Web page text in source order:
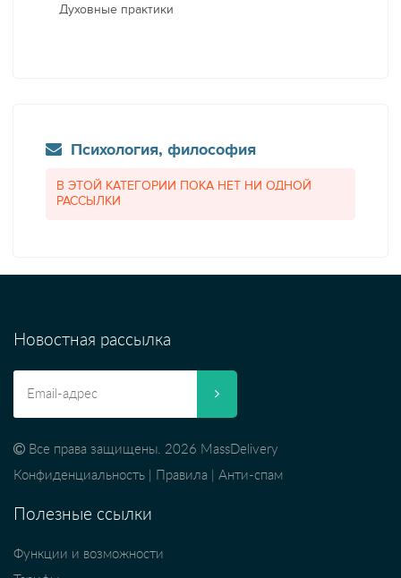
Духовные практики
Психология, философия
В ЭТОЙ КАТЕГОРИИ ПОКА НЕТ НИ ОДНОЙ
РАССЫЛКИ
Новостная рассылка
Все права защищены. 2026 MassDelivery
Конфиденциальность
Правила Анти-спам
Полезные ссылки
Функции и возможности